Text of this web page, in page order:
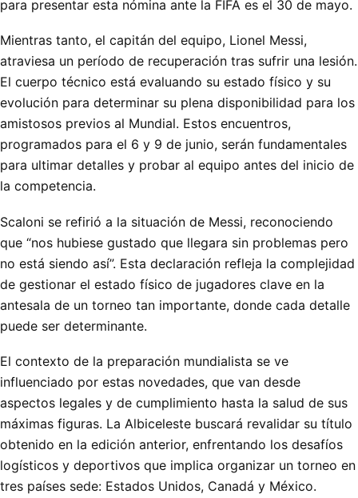
para presentar esta nómina ante la FIFA es el 30 de mayo.
Mientras tanto, el capitán del equipo, Lionel Messi,
atraviesa un período de recuperación tras sufrir una lesión.
El cuerpo técnico está evaluando su estado físico y su
evolución para determinar su plena disponibilidad para los
amistosos previos al Mundial. Estos encuentros,
programados para el 6 y 9 de junio, serán fundamentales
para ultimar detalles y probar al equipo antes del inicio de
la competencia.
Scaloni se refirió a la situación de Messi, reconociendo
que “nos hubiese gustado que llegara sin problemas pero
no está siendo así”. Esta declaración refleja la complejidad
de gestionar el estado físico de jugadores clave en la
antesala de un torneo tan importante, donde cada detalle
puede ser determinante.
El contexto de la preparación mundialista se ve
influenciado por estas novedades, que van desde
aspectos legales y de cumplimiento hasta la salud de sus
máximas figuras. La Albiceleste buscará revalidar su título
obtenido en la edición anterior, enfrentando los desafíos
logísticos y deportivos que implica organizar un torneo en
tres países sede: Estados Unidos, Canadá y México.